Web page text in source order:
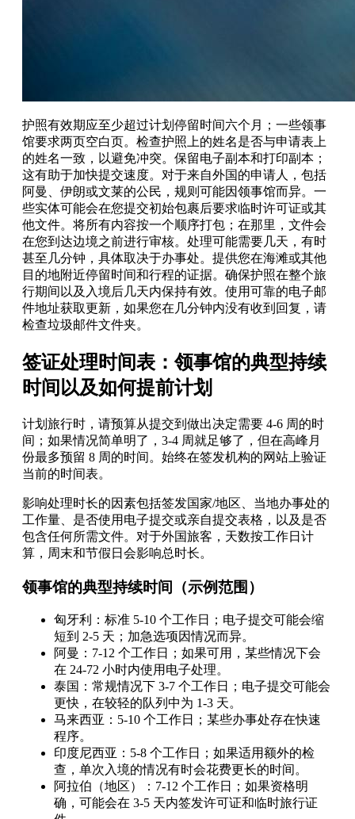
护照有效期应至少超过计划停留时间六个月；一些领事
馆要求两页空白页。检查护照上的姓名是否与申请表上
的姓名一致，以避免冲突。保留电子副本和打印副本；
这有助于加快提交速度。对于来自外国的申请人，包括
阿曼、伊朗或文莱的公民，规则可能因领事馆而异。一
些实体可能会在您提交初始包裹后要求临时许可证或其
他文件。将所有内容按一个顺序打包；在那里，文件会
在您到达边境之前进行审核。处理可能需要几天，有时
甚至几分钟，具体取决于办事处。提供您在海滩或其他
目的地附近停留时间和行程的证据。确保护照在整个旅
行期间以及入境后几天内保持有效。使用可靠的电子邮
件地址获取更新，如果您在几分钟内没有收到回复，请
检查垃圾邮件文件夹。
签证处理时间表：领事馆的典型持续
时间以及如何提前计划
计划旅行时，请预算从提交到做出决定需要 4-6 周的时
间；如果情况简单明了，3-4 周就足够了，但在高峰月
份最多预留 8 周的时间。始终在签发机构的网站上验证
当前的时间表。
影响处理时长的因素包括签发国家/地区、当地办事处的
工作量、是否使用电子提交或亲自提交表格，以及是否
包含任何所需文件。对于外国旅客，天数按工作日计
算，周末和节假日会影响总时长。
领事馆的典型持续时间（示例范围）
匈牙利：标准 5-10 个工作日；电子提交可能会缩
短到 2-5 天；加急选项因情况而异。
阿曼：7-12 个工作日；如果可用，某些情况下会
在 24-72 小时内使用电子处理。
泰国：常规情况下 3-7 个工作日；电子提交可能会
更快，在较轻的队列中为 1-3 天。
马来西亚：5-10 个工作日；某些办事处存在快速
程序。
印度尼西亚：5-8 个工作日；如果适用额外的检
查，单次入境的情况有时会花费更长的时间。
阿拉伯（地区）：7-12 个工作日；如果资格明
确，可能会在 3-5 天内签发许可证和临时旅行证